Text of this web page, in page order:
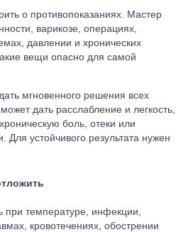
о противопоказаниях. Мастер
варикозе, операциях,
давлении и хронических
вещи опасно для самой
мгновенного решения всех
дать расслабление и легкость,
боль, отеки или
Для устойчивого результата нужен
при температуре, инфекции,
кровотечениях, обострении